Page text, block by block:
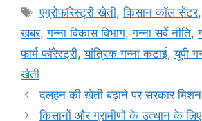
एग्रोफॉरेस्ट्री खेती,किसान कॉल सेंटर
खबर,गन्ना विकास विभाग,गन्ना सर्वे नीति,
फार्म फॉरेस्ट्री,यांत्रिक गन्ना कटाई,यूपी
खेती
दलहन की खेती बढ़ाने पर सरकार
किसानों और ग्रामीणों के उत्थान के